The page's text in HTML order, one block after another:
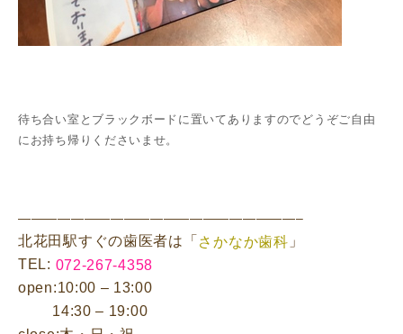
待ち合い室とブラックボードに置いてありますのでどうぞご自由
にお持ち帰りくださいませ。
—————————————————————–
北花田駅すぐの歯医者は「 さかなか歯科 」
TEL: 072-267-4358
open:10:00 – 13:00
14:30 – 19:00